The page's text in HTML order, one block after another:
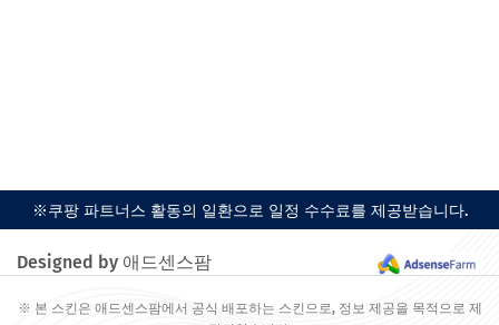
※쿠팡 파트너스 활동의 일환으로 일정 수수료를 제공받습니다.
Designed by 애드센스팜
※ 본 스킨은 애드센스팜에서 공식 배포하는 스킨으로, 정보 제공을 목적으로 제